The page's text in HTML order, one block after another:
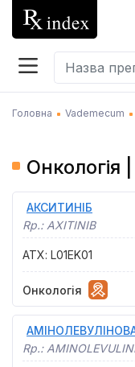
Головна Vademecum
Онкологія
АКСИТИНІБ
Rp.: AXITINIB
АТХ: L01EK01
Онкологія
Rp.: